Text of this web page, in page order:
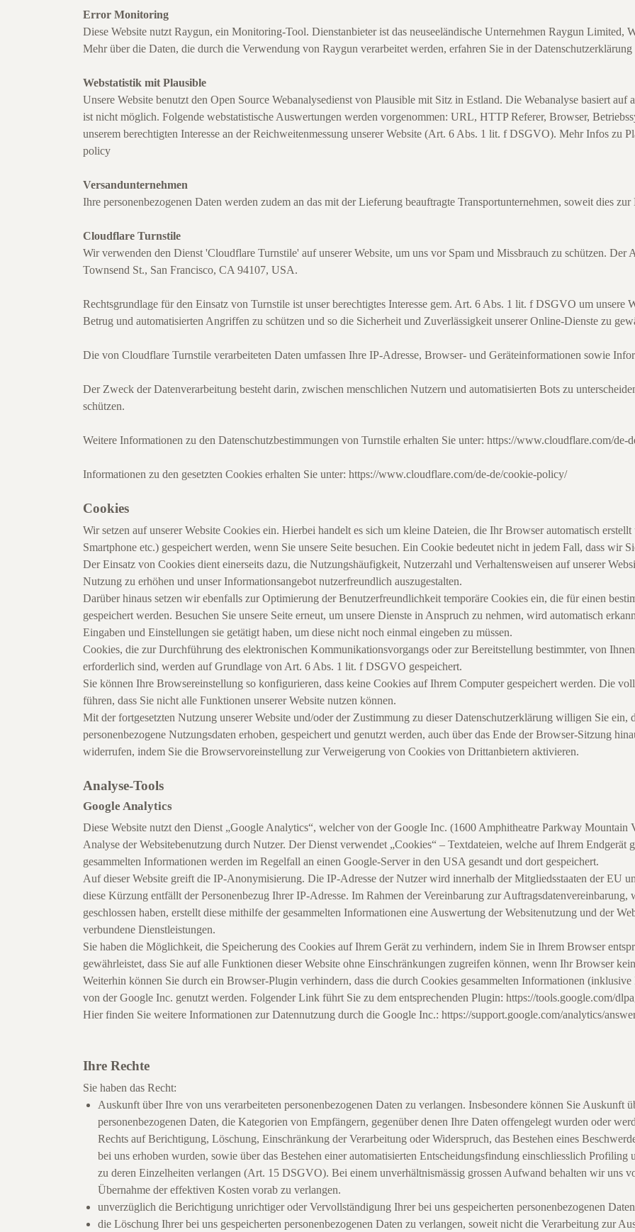
Error Monitoring
Diese Website nutzt Raygun, ein Monitoring-Tool. Dienstanbieter ist das neuseeländische Unternehmen Raygun Limited,
Mehr über die Daten, die durch die Verwendung von Raygun verarbeitet werden, erfahren Sie in der
Webstatistik mit Plausible
Unsere Website benutzt den Open Source Webanalysedienst von Plausible mit Sitz in Estland. Die Webanalyse basiert
ist nicht möglich. Folgende webstatistische Auswertungen werden vorgenommen: URL, HTTP Referer, Browser,
unserem berechtigten Interesse an der Reichweitenmessung unserer Website (Art. 6 Abs. 1 lit. f DSGVO). Mehr Infos zu
policy
Versandunternehmen
Ihre personenbezogenen Daten werden zudem an das mit der Lieferung beauftragte Transportunternehmen, soweit dies
Cloudflare Turnstile
Wir verwenden den Dienst 'Cloudflare Turnstile' auf unserer Website, um uns vor Spam und Missbrauch zu schützen.
Townsend St., San Francisco, CA 94107, USA.
Rechtsgrundlage für den Einsatz von Turnstile ist unser berechtigtes Interesse gem. Art. 6 Abs. 1 lit. f DSGVO um unsere
Betrug und automatisierten Angriffen zu schützen und so die Sicherheit und Zuverlässigkeit unserer Online-Dienste zu
Die von Cloudflare Turnstile verarbeiteten Daten umfassen Ihre IP-Adresse, Browser- und Geräteinformationen sowie
Der Zweck der Datenverarbeitung besteht darin, zwischen menschlichen Nutzern und automatisierten Bots zu
schützen.
Weitere Informationen zu den Datenschutzbestimmungen von Turnstile erhalten Sie unter: https://www.cloudflare.com/de-
Informationen zu den gesetzten Cookies erhalten Sie unter: https://www.cloudflare.com/de-de/cookie-policy/
Cookies
Wir setzen auf unserer Website Cookies ein. Hierbei handelt es sich um kleine Dateien, die Ihr Browser automatisch
Smartphone etc.) gespeichert werden, wenn Sie unsere Seite besuchen. Ein Cookie bedeutet nicht in jedem Fall, dass wir
Der Einsatz von Cookies dient einerseits dazu, die Nutzungshäufigkeit, Nutzerzahl und Verhaltensweisen auf unserer
Nutzung zu erhöhen und unser Informationsangebot nutzerfreundlich auszugestalten.
Darüber hinaus setzen wir ebenfalls zur Optimierung der Benutzerfreundlichkeit temporäre Cookies ein, die für einen
gespeichert werden. Besuchen Sie unsere Seite erneut, um unsere Dienste in Anspruch zu nehmen, wird automatisch
Eingaben und Einstellungen sie getätigt haben, um diese nicht noch einmal eingeben zu müssen.
Cookies, die zur Durchführung des elektronischen Kommunikationsvorgangs oder zur Bereitstellung bestimmter, von
erforderlich sind, werden auf Grundlage von Art. 6 Abs. 1 lit. f DSGVO gespeichert.
Sie können Ihre Browsereinstellung so konfigurieren, dass keine Cookies auf Ihrem Computer gespeichert werden. Die
führen, dass Sie nicht alle Funktionen unserer Website nutzen können.
Mit der fortgesetzten Nutzung unserer Website und/oder der Zustimmung zu dieser Datenschutzerklärung willigen Sie ein,
personenbezogene Nutzungsdaten erhoben, gespeichert und genutzt werden, auch über das Ende der Browser-Sitzung
widerrufen, indem Sie die Browservoreinstellung zur Verweigerung von Cookies von Drittanbietern aktivieren.
Analyse-Tools
Google Analytics
Diese Website nutzt den Dienst „Google Analytics“, welcher von der Google Inc. (1600 Amphitheatre Parkway
Analyse der Websitebenutzung durch Nutzer. Der Dienst verwendet „Cookies“ – Textdateien, welche auf Ihrem Endgerät
gesammelten Informationen werden im Regelfall an einen Google-Server in den USA gesandt und dort gespeichert.
Auf dieser Website greift die IP-Anonymisierung. Die IP-Adresse der Nutzer wird innerhalb der Mitgliedsstaaten der EU
diese Kürzung entfällt der Personenbezug Ihrer IP-Adresse. Im Rahmen der Vereinbarung zur
geschlossen haben, erstellt diese mithilfe der gesammelten Informationen eine Auswertung der Websitenutzung und der
verbundene Dienstleistungen.
Sie haben die Möglichkeit, die Speicherung des Cookies auf Ihrem Gerät zu verhindern, indem Sie in Ihrem Browser
gewährleistet, dass Sie auf alle Funktionen dieser Website ohne Einschränkungen zugreifen können, wenn Ihr Browser
Weiterhin können Sie durch ein Browser-Plugin verhindern, dass die durch Cookies gesammelten Informationen
von der Google Inc. genutzt werden. Folgender Link führt Sie zu dem entsprechenden Plugin: https://tools.google.com/
Hier finden Sie weitere Informationen zur Datennutzung durch die Google Inc.: https://support.google.com/analytics/
Ihre Rechte
Sie haben das Recht:
Auskunft über Ihre von uns verarbeiteten personenbezogenen Daten zu verlangen. Insbesondere können Sie Auskunft
personenbezogenen Daten, die Kategorien von Empfängern, gegenüber denen Ihre Daten offengelegt wurden oder
Rechts auf Berichtigung, Löschung, Einschränkung der Verarbeitung oder Widerspruch, das Bestehen eines
bei uns erhoben wurden, sowie über das Bestehen einer automatisierten Entscheidungsfindung einschliesslich Profiling
zu deren Einzelheiten verlangen (Art. 15 DSGVO). Bei einem unverhältnismässig grossen Aufwand behalten wir uns
Übernahme der effektiven Kosten vorab zu verlangen.
unverzüglich die Berichtigung unrichtiger oder Vervollständigung Ihrer bei uns gespeicherten personenbezogenen
die Löschung Ihrer bei uns gespeicherten personenbezogenen Daten zu verlangen, soweit nicht die Verarbeitung zur